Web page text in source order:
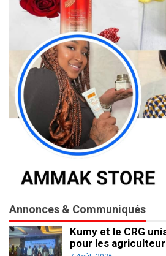
Annonces & Communiqués
Kumy et le CRG
pour les